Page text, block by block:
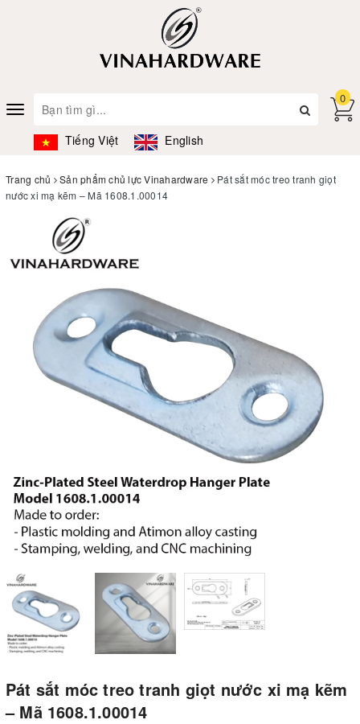
Toggle
navigation
Tiếng Việt English
0
Trang chủ Sản phẩm chủ lực Vinahardware
Pát sắt móc treo tranh giọt
nước xi mạ kẽm – Mã 1608.1.00014
Pát sắt móc treo tranh giọt nước xi mạ kẽm
– Mã 1608.1.00014